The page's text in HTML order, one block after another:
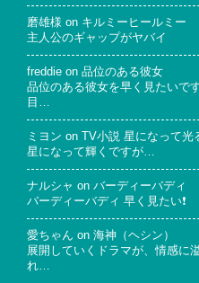
磨雄様 on キルミーヒールミー
主人公のギャップがヤバイ
freddie on 品位のある彼女
品位のある彼女を早く見たいで
目…
ミヨン on
TV小説 星になって光
星になって輝くですが…
ナルシャ on バーディーバディ
バーディーバディ 早く見たい❗
愛ちゃん on 海神（ヘシン）
展開していくドラマが、情感に
れ…